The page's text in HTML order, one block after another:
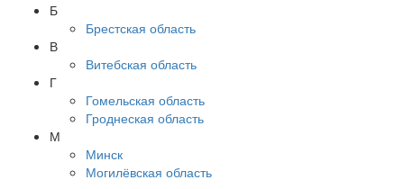
Б
Брестская область
В
Витебская область
Г
Гомельская область
Гроднеская область
М
Минск
Могилёвская область